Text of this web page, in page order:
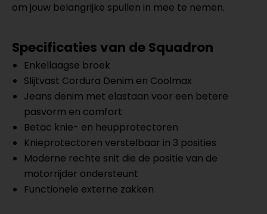
om jouw belangrijke spullen in mee te nemen.
Specificaties van de Squadron
Enkellaagse broek
Slijtvast Cordura Denim en Coolmax
Jeans denim met elastaan voor een betere
pasvorm en comfort
Betac knie- en heupprotectoren
Knieprotectoren verstelbaar in 3 posities
Moderne rechte snit die de positie van de
motorrijder ondersteunt
Functionele externe zakken